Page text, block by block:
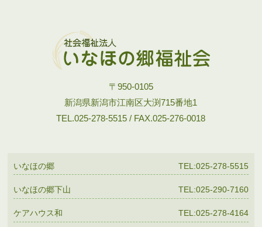
〒950-0105
新潟県新潟市江南区大渕715番地1
TEL.025-278-5515 / FAX.025-276-0018
いなほの郷 TEL:025-278-5515
いなほの郷下山 TEL:025-290-7160
ケアハウス和 TEL:025-278-4164